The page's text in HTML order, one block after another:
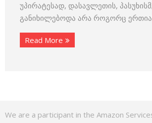
უპირატესად, დასავლეთის,
განიხილებოდა არა როგორც
Read More
We are a participant in the Amazon